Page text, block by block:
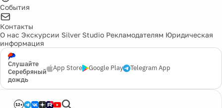
События
Контакты
О нас Экскурсии Silver Studio Рекламодателям Юридическая
информация
Слушайте
Серебряный
дождь
App Store Google Play Telegram App
12+